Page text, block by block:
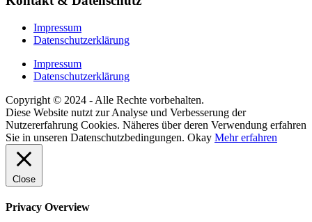
Impressum
Datenschutzerklärung
Impressum
Datenschutzerklärung
Copyright © 2024 - Alle Rechte vorbehalten.
Diese Website nutzt zur Analyse und Verbesserung der
Nutzererfahrung Cookies. Näheres über deren Verwendung erfahren
Sie in unseren Datenschutzbedingungen. Okay Mehr erfahren
Close
Privacy Overview